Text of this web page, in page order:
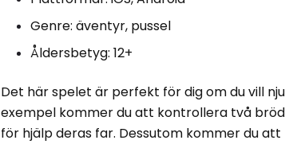
Genre: äventyr, pussel
Åldersbetyg: 12+
Det här spelet är perfekt för dig om du vill
exempel kommer du att kontrollera två
för hjälp deras far. Dessutom kommer du